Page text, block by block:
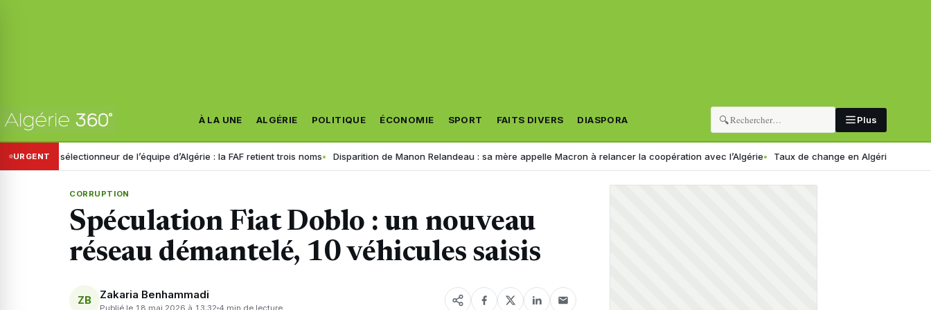
À LA UNE ALGÉRIE POLITIQUE ÉCONOMIE SPORT FAITS DIVERS DIASPORA 🔍 Plus
URGENT
sélectionneur de l’équipe d’Algérie : la FAF retient trois noms Disparition de Manon Relandeau : sa mère appelle Macron à relancer la coopération avec l’Algérie Taux de change en Algérie : voici le nouveau
CORRUPTION
Spéculation Fiat Doblo : un nouveau
réseau démantelé, 10 véhicules saisis
ZB Zakaria Benhammadi
Publié le 18 mai 2026 à 13:32 4 min de lecture